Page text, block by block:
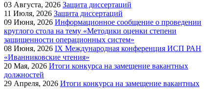
03 Августа, 2026 Защита диссертаций
11 Июля, 2026 Защита диссертаций
09 Июня, 2026 Информационное сообщение о проведении
круглого стола на тему «Методики оценки степени
защищенности операционных систем»
08 Июня, 2026 IX Международная конференция ИСП РАН
«Иванниковские чтения»
20 Мая, 2026 Итоги конкурса на замещение вакантных
должностей
29 Апреля, 2026 Итоги конкурса на замещение вакантных